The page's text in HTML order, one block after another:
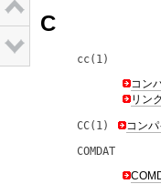
C
cc(1)
コン
リン
CC(1)
コン
COMDAT